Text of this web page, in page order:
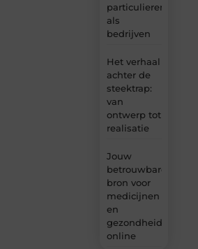
particulieren
als
bedrijven
Het verhaal
achter de
steektrap:
van
ontwerp tot
realisatie
Jouw
betrouwbare
bron voor
medicijnen
en
online